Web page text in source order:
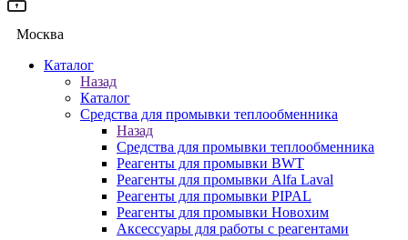
Москва
Каталог
Назад
Каталог
Средства для промывки теплообменника
Назад
Средства для промывки теплообменника
Реагенты для промывки BWT
Реагенты для промывки Alfa Laval
Реагенты для промывки PIPAL
Реагенты для промывки Новохим
Аксессуары для работы с реагентами